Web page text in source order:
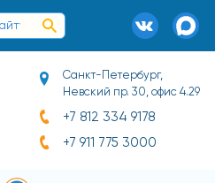
Санкт-Петербург,
Невский пр. 30, офис 4.29
+7 812 334 9178
+7 911 775 3000